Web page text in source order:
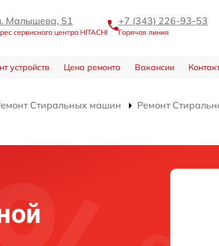
Малышева, 51
сервисного центра HITACHI
+7 (343) 226-93-53
Горячая линия
устройств Цена ремонта Вакансии
Стиральных машин
Ремонт